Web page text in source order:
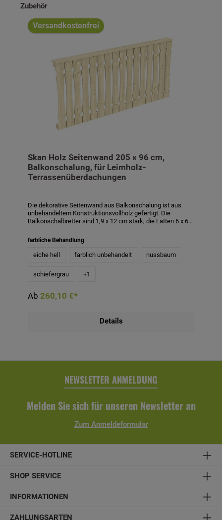
Produktgalerie überspringen
Zubehör
Versandkostenfrei
Skan Holz Seitenwand 205 x 96 cm,
Balkonschalung, für Leimholz-
Terrassenüberdachungen
Die dekorative Seitenwand aus Balkonschalung ist aus
unbehandeltem Konstruktionsvollholz gefertigt. Die
Balkonschalbretter sind 1,9 x 12 cm stark, die Latten 6 x 6
Balkonschalung besteht aus einer Lage lose gelieferter
Profilbretter und ist bauseits zu montieren. Passend für
Terrassenüberdachungen aus Leimholz mit einer Tiefe von
nussbaum und eiche hell gegen Aufpreis erhältlich. Die
hochwertiger Lasur bzw. Farbe behandelt. Diese schützt
das Holz vor Bläuebefall, vor Schäden durch UV-Licht,
trotzdem die Holzstruktur durchscheinen. Bitte beachten
Sie, dass sich die Lieferzeit bei farblicher Behandlung auf 6
und Aufbauanleitung
farbliche Behandlung
eiche hell farblich unbehandelt nussbaum
schiefergrau +1
Ab 260,10 €*
Details
NEWSLETTER ANMELDUNG
Melden Sie sich für unseren Newsletter an
Zum Anmeldeformular
SERVICE-HOTLINE
SHOP SERVICE
INFORMATIONEN
ZAHLUNGSARTEN